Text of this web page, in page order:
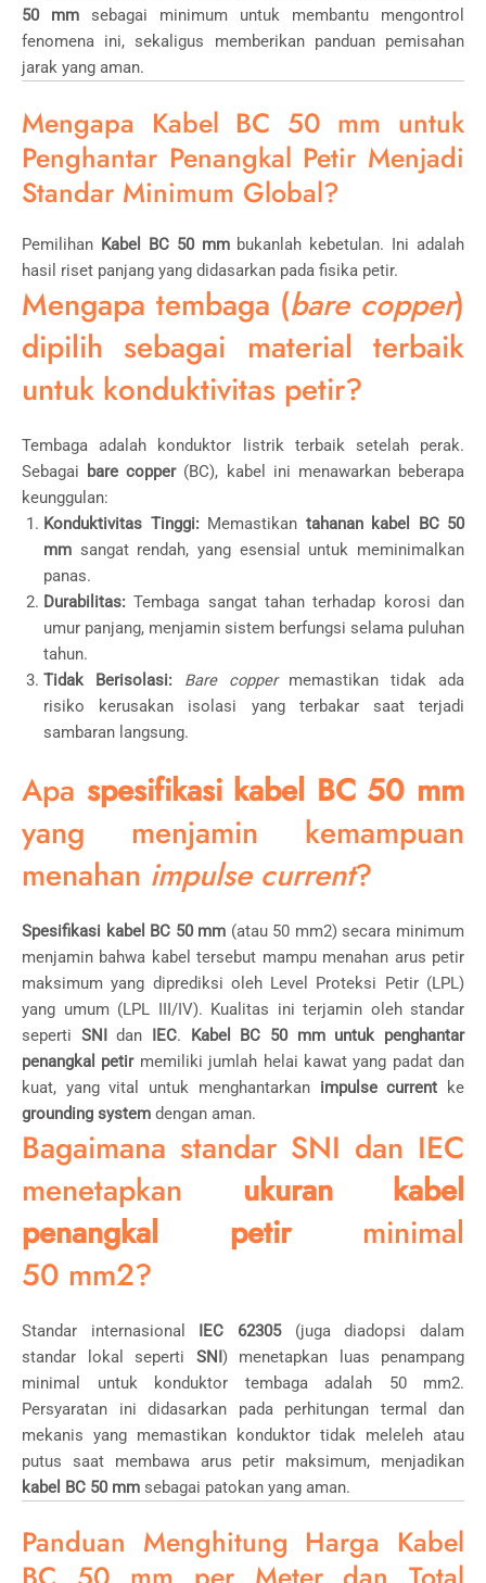
50 mm sebagai minimum untuk membantu mengontrol
fenomena ini, sekaligus memberikan panduan pemisahan
jarak yang aman.
Mengapa Kabel BC 50 mm untuk
Penghantar Penangkal Petir Menjadi
Standar Minimum Global?
Pemilihan Kabel BC 50 mmbukanlah kebetulan. Ini adalah
hasil riset panjang yang didasarkan pada fisika petir.
Mengapa tembaga (bare copper)
dipilih sebagai material terbaik
untuk konduktivitas petir?
Tembaga adalah konduktor listrik terbaik setelah perak.
Sebagai
bare copper(BC), kabel ini menawarkan beberapa
keunggulan:
Konduktivitas Tinggi:Memastikan tahanan kabel BC 50
mm sangat rendah, yang esensial untuk meminimalkan
panas.
Durabilitas: Tembaga sangat tahan terhadap korosi dan
umur panjang, menjamin sistem berfungsi selama puluhan
tahun.
Tidak Berisolasi:
Bare coppermemastikan tidak ada
risiko kerusakan isolasi yang terbakar saat terjadi
sambaran langsung.
Apa spesifikasi kabel BC 50 mm
yang menjamin kemampuan
menahan impulse current?
Spesifikasi kabel BC 50 mm (atau 50 mm2) secara minimum
menjamin bahwa kabel tersebut mampu menahan arus petir
maksimum yang diprediksi oleh Level Proteksi Petir (LPL)
yang umum (LPL III/IV). Kualitas ini terjamin oleh standar
seperti SNIdan IEC. Kabel BC 50 mm untuk penghantar
penangkal petirmemiliki jumlah helai kawat yang padat dan
kuat, yang vital untuk menghantarkan impulse current ke
grounding system dengan aman.
Bagaimana standar SNI dan IEC
menetapkan ukuran kabel
penangkal petirminimal
50 mm2?
Standar internasional IEC 62305(juga diadopsi dalam
standar lokal seperti SNI) menetapkan luas penampang
minimal untuk konduktor tembaga adalah 50mm2.
Persyaratan ini didasarkan pada perhitungan termal dan
mekanis yang memastikan konduktor tidak meleleh atau
putus saat membawa arus petir maksimum, menjadikan
kabel BC 50 mm sebagai patokan yang aman.
Panduan Menghitung Harga Kabel